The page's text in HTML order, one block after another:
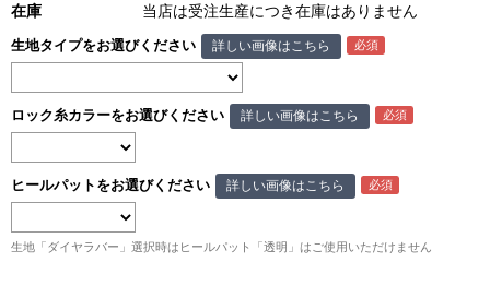
在庫
当店は受注生産につき在庫はありません
生地タイプをお選びください 詳しい画像はこちら
ロック糸カラーをお選びください 詳しい画像はこちら
ヒールパットをお選びください 詳しい画像はこちら
生地「ダイヤラバー」選択時はヒールパット「透明」はご使用いただけません